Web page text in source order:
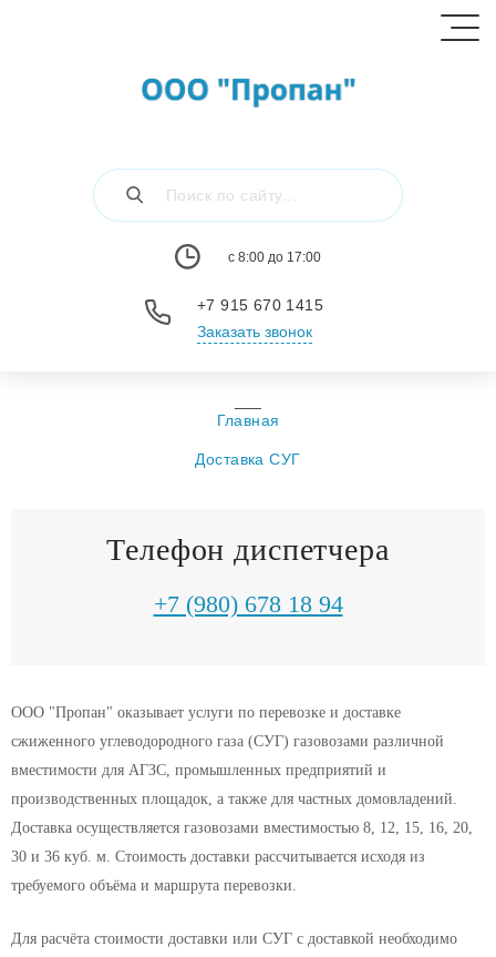
c 8:00 до 17:00
+7 915 670 1415
Заказать звонок
Главная
Доставка СУГ
Телефон диспетчера
+7 (980) 678 18 94
ООО "Пропан" оказывает услуги по перевозке и доставке
сжиженного углеводородного газа (СУГ) газовозами различной
вместимости для АГЗС, промышленных предприятий и
производственных площадок, а также для частных домовладений.
Доставка осуществляется газовозами вместимостью 8, 12, 15, 16, 20,
30 и 36 куб. м. Стоимость доставки рассчитывается исходя из
требуемого объёма и маршрута перевозки.
Для расчёта стоимости доставки или СУГ с доставкой необходимо